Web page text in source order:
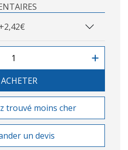
+2,42€
trouvé moins cher
un devis